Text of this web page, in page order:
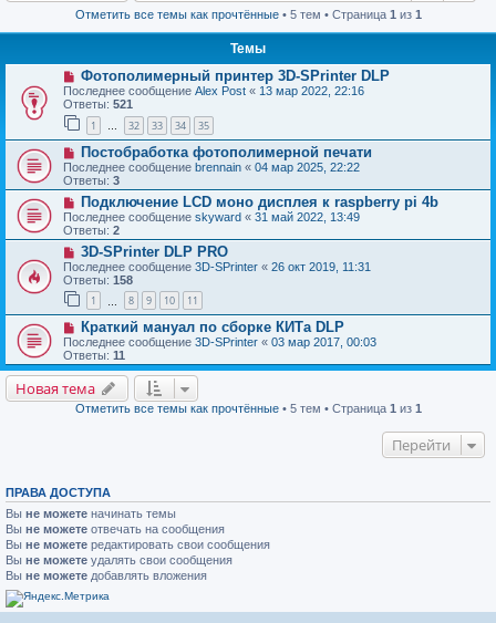
Отметить все темы как прочтённые• 5 тем • Страница 1 из 1
Темы
Фотополимерный принтер 3D-SPrinter DLP
Последнее сообщение Alex Post « 13 мар 2022, 22:16
Ответы: 521
1 … 32 33 34 35
Постобработка фотополимерной печати
Последнее сообщение brennain « 04 мар 2025, 22:22
Ответы: 3
Подключение LCD моно дисплея к raspberry pi 4b
Последнее сообщение skyward « 31 май 2022, 13:49
Ответы: 2
3D-SPrinter DLP PRO
Последнее сообщение 3D-SPrinter « 26 окт 2019, 11:31
Ответы: 158
1 8 9 10 11
Краткий мануал по сборке КИТа DLP
Последнее сообщение 3D-SPrinter « 03 мар 2017, 00:03
Ответы: 11
Новая тема
Отметить все темы как прочтённые• 5 тем • Страница 1 из 1
Перейти
ПРАВА ДОСТУПА
Вы не можете начинать темы
Вы не можете отвечать на сообщения
Вы не можете редактировать свои сообщения
Вы не можете удалять свои сообщения
Вы не можете добавлять вложения